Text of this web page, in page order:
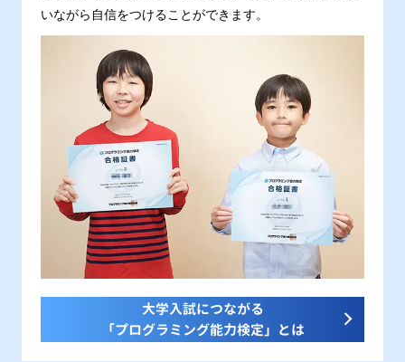
いながら自信をつけることができます。
大学入試につながる
「プログラミング能力検定」とは